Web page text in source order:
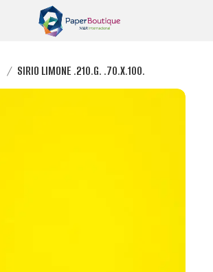
SIRIO LIMONE .210.G. .70.X.100.